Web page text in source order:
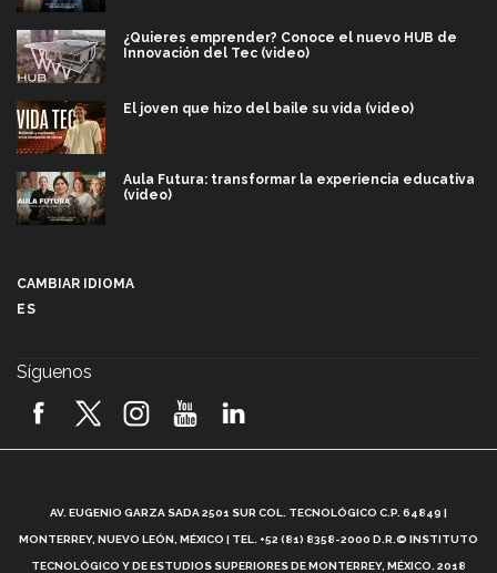
¿Quieres emprender? Conoce el nuevo HUB de
Innovación del Tec (video)
El joven que hizo del baile su vida (video)
Aula Futura: transformar la experiencia educativa
(video)
2026! (video)
¿Cómo es el Modelo Educativo Tec? (video)
CAMBIAR IDIOMA
ES
Síguenos
AV. EUGENIO GARZA SADA 2501 SUR COL. TECNOLÓGICO C.P. 64849 |
MONTERREY, NUEVO LEÓN, MÉXICO | TEL. +52 (81) 8358-2000 D.R.© INSTITUTO
TECNOLÓGICO Y DE ESTUDIOS SUPERIORES DE MONTERREY, MÉXICO. 2018